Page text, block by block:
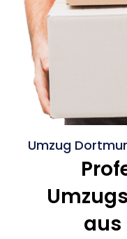
Umzug
aus